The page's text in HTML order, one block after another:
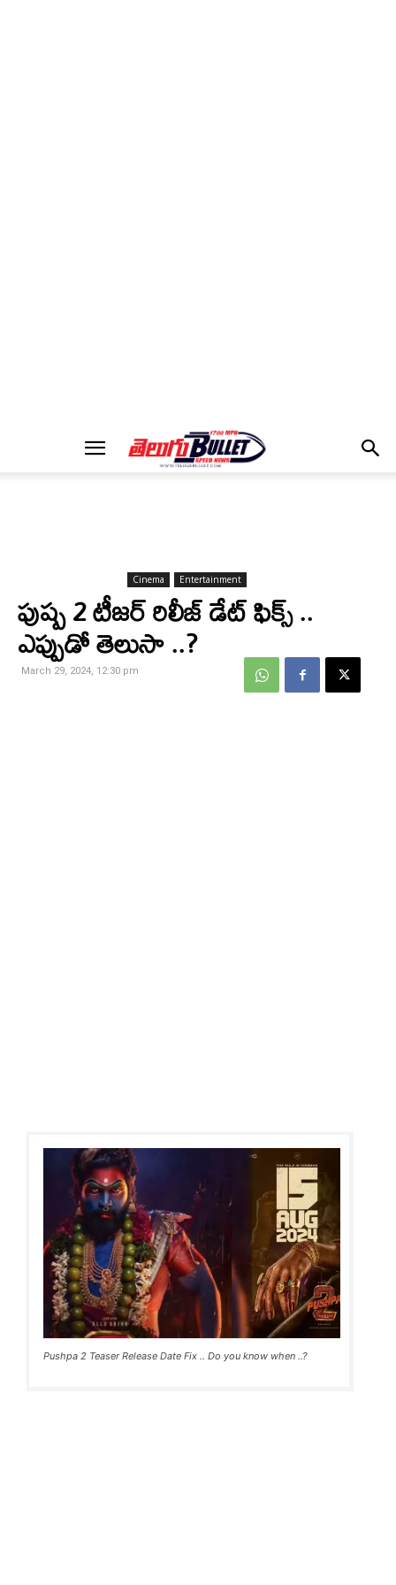
Cinema Entertainment
పుష్ప 2 టీజర్ రిలీజ్ డేట్ ఫిక్స్ ..
ఎప్పుడో తెలుసా ..?
March 29, 2024, 12:30 pm
Pushpa 2 Teaser Release Date Fix .. Do you know when ..?